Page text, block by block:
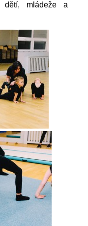
dětí, mládeže a